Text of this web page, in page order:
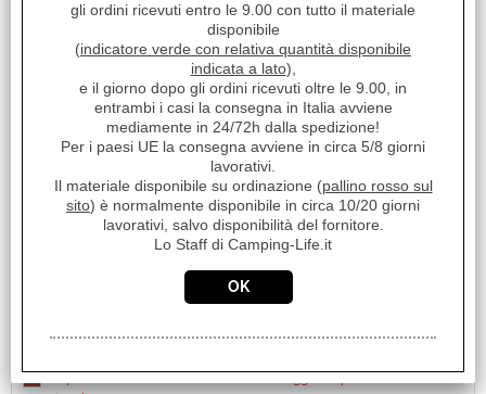
MODULO POSTERIORE LED MULTIFUNZIONE
POSIZIONE/STOP/FRECCIA
Marca:
DIMATEC
Unità di misura:
Con connettore Super-Seal Dimensioni 122 x 41mm
gli ordini ricevuti entro le 9.00 con tutto il materiale
disponibile
(indicatore verde con relativa quantità disponibile
indicata a lato),
e il giorno dopo gli ordini ricevuti oltre le 9.00, in
entrambi i casi la consegna in Italia avviene
mediamente in 24/72h dalla spedizione!
Per i paesi UE la consegna avviene in circa 5/8 giorni
lavorativi.
Il materiale disponibile su ordinazione (pallino rosso sul
sito) è normalmente disponibile in circa 10/20 giorni
lavorativi, salvo disponibilità del fornitore.
Lo Staff di Camping-Life.it